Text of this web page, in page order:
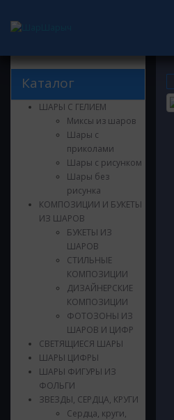
Каталог
ШАРЫ С ГЕЛИЕМ
Миксы из шаров
Шары с
приколами
Шары с рисунком
Шары без
рисунка
КОМПОЗИЦИИ И БУКЕТЫ
ИЗ ШАРОВ
БУКЕТЫ ИЗ
ШАРОВ
СТИЛЬНЫЕ
КОМПОЗИЦИИ
ДИЗАЙНЕРСКИЕ
КОМПОЗИЦИИ
ФОТОЗОНЫ ИЗ
ШАРОВ И ЦИФР
СВЕТЯЩИЕСЯ ШАРЫ
ШАРЫ ЦИФРЫ
ШАРЫ ФИГУРЫ ИЗ
ФОЛЬГИ
ЗВЕЗДЫ, СЕРДЦА, КРУГИ
Сердца, круги,